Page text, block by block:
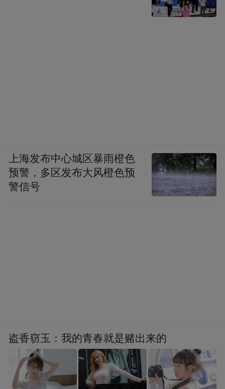
上海发布中心城区暴雨橙色
预警，多区发布大风橙色预
警信号
盗香窃玉：我的青春就是赌出来的